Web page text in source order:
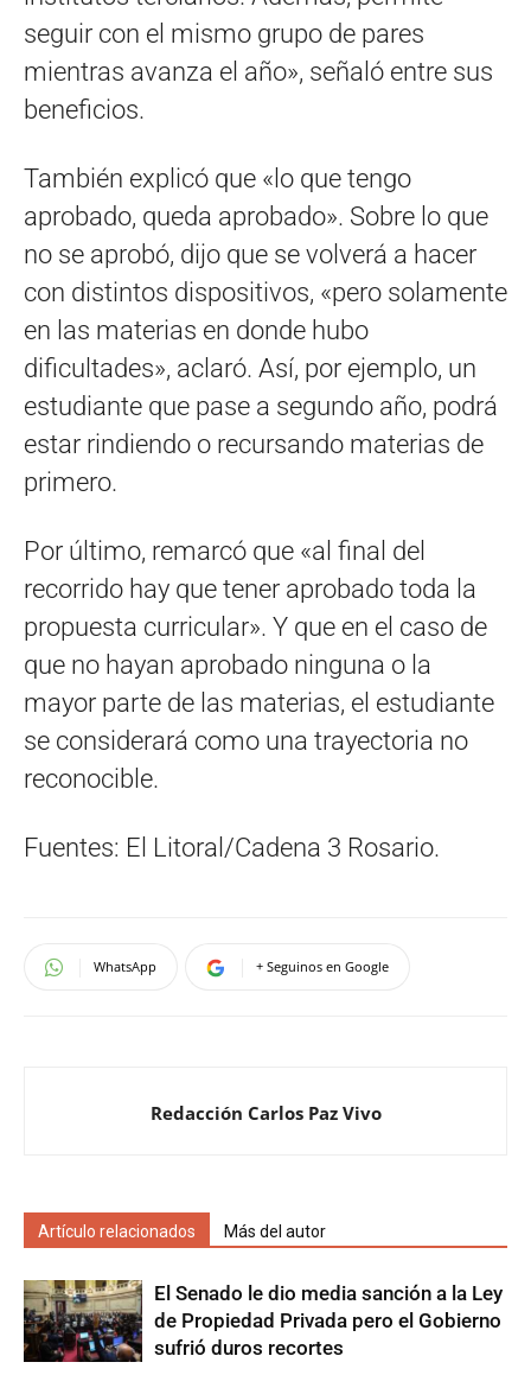
seguir con el mismo grupo de pares
mientras avanza el año», señaló entre sus
beneficios.
También explicó que «lo que tengo
aprobado, queda aprobado». Sobre lo que
no se aprobó, dijo que se volverá a hacer
con distintos dispositivos, «pero solamente
en las materias en donde hubo
dificultades», aclaró. Así, por ejemplo, un
estudiante que pase a segundo año, podrá
estar rindiendo o recursando materias de
primero.
Por último, remarcó que «al final del
recorrido hay que tener aprobado toda la
propuesta curricular». Y que en el caso de
que no hayan aprobado ninguna o la
mayor parte de las materias, el estudiante
se considerará como una trayectoria no
reconocible.
Fuentes: El Litoral/Cadena 3 Rosario.
WhatsApp + Seguinos en Google
Redacción Carlos Paz Vivo
Artículo relacionados Más del autor
El Senado le dio media sanción a la Ley
de Propiedad Privada pero el Gobierno
sufrió duros recortes